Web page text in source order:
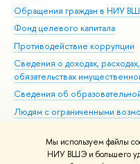
Мы используем файлы
НИУ ВШЭ и большего
Обращения граждан в НИУ
Фонд целевого капитала
Противодействие коррупции
Сведения о доходах,
обязательствах
Сведения об
Людям с ограниченными
Работа в Вышке